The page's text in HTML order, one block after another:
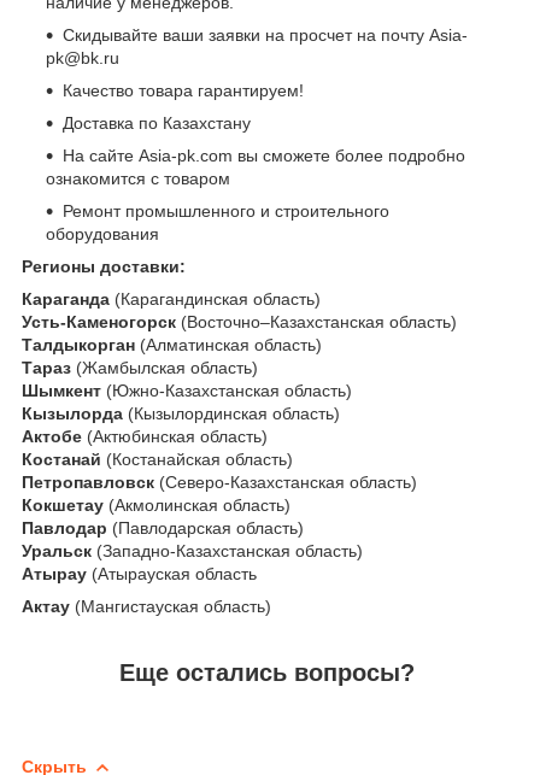
Скидывайте ваши заявки на просчет на почту Asia-
pk@bk.ru
Качество товара гарантируем!
Доставка по Казахстану
На сайте Asia-pk.com вы сможете более подробно
ознакомится с товаром
Ремонт промышленного и строительного
оборудования
Регионы доставки:
Караганда (Карагандинская область)
Усть-Каменогорск (Восточно–Казахстанская область)
Талдыкорган (Алматинская область)
Тараз (Жамбылская область)
Шымкент (Южно-Казахстанская область)
Кызылорда (Кызылординская область)
Актобе (Актюбинская область)
Костанай (Костанайская область)
Петропавловск (Северо-Казахстанская область)
Кокшетау (Акмолинская область)
Павлодар (Павлодарская область)
Уральск (Западно-Казахстанская область)
Атырау (Атырауская область
Актау (Мангистауская область)
Еще остались вопросы?
Скрыть